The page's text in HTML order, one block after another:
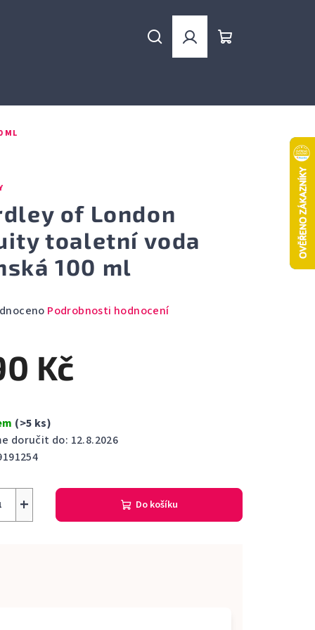
HledatPřihlášení
ML
of London
toaletní voda
100 ml
Podrobnosti hodnocení
Kč
(>5 ks)
doručit do: 12.8.2026
+ Do košíku